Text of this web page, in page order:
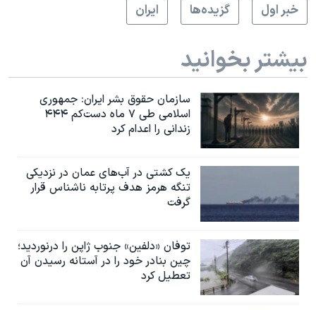
خبر اول
گزيده‌ها ايران
بیشتر بخوانید
سازمان حقوق بشر ایران: جمهوری
اسلامی طی ۷ ماه دست‌کم ۴۴۴
زندانی را اعدام کرد
یک کشتی در آب‌های عمان در نزدیکی
تنگه هرمز هدف پرتابه ناشناس قرار
گرفت
توفان «دلفین» جنوب ژاپن را درنوردید؛
چین بنادر خود را در آستانه رسیدن آن
تعطیل کرد